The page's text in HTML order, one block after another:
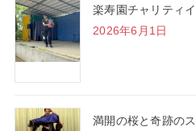
楽寿園チャリティ
2026年6月1日
満開の桜と奇跡の